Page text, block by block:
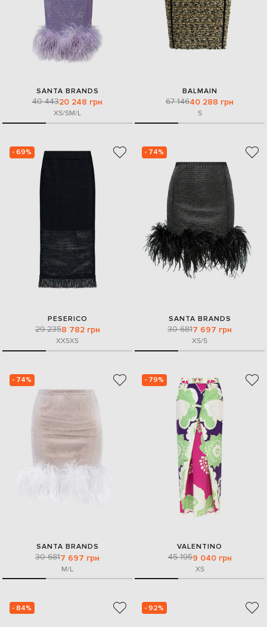
SANTA BRANDS
40 44320 248 грн
XS/SM/L
BALMAIN
67 14640 288 грн
S
- 69%
PESERICO
29 2358 782 грн
XXSXS
- 74%
SANTA BRANDS
30 6817 697 грн
XS/S
- 74%
SANTA BRANDS
30 6817 697 грн
M/L
- 79%
VALENTINO
45 1959 040 грн
XS
- 84% - 92%